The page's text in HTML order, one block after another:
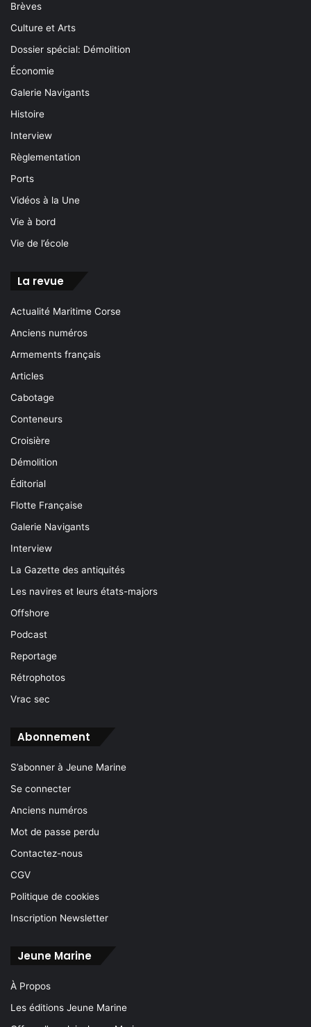
Brèves
Culture et Arts
Dossier spécial: Démolition
Économie
Galerie Navigants
Histoire
Interview
Règlementation
Ports
Vidéos à la Une
Vie à bord
Vie de l’école
La revue
Actualité Maritime Corse
Anciens numéros
Armements français
Articles
Cabotage
Conteneurs
Croisière
Démolition
Éditorial
Flotte Française
Galerie Navigants
Interview
La Gazette des antiquités
Les navires et leurs états-majors
Offshore
Podcast
Reportage
Rétrophotos
Vrac sec
Abonnement
S’abonner à Jeune Marine
Se connecter
Anciens numéros
Mot de passe perdu
Contactez-nous
CGV
Politique de cookies
Inscription Newsletter
Jeune Marine
À Propos
Les éditions Jeune Marine